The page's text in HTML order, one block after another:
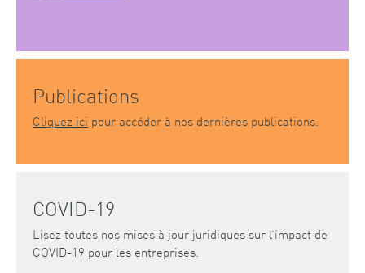
Publications
Cliquez ici pour accéder à nos dernières publications.
COVID-19
Lisez toutes nos mises à jour juridiques sur l’impact de
COVID-19 pour les entreprises.